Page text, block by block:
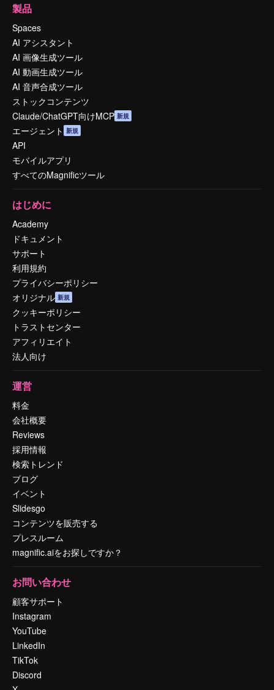
製品
Spaces
AI アシスタント
AI 画像生成ツール
AI 動画生成ツール
AI 音声合成ツール
ストックコンテンツ
Claude/ChatGPT向けMCP 新規
エージェント 新規
API
モバイルアプリ
すべてのMagnificツール
はじめに
Academy
ドキュメント
サポート
利用規約
プライバシーポリシー
オリジナル 新規
クッキーポリシー
トラストセンター
アフィリエイト
法人向け
運営
料金
会社概要
Reviews
採用情報
検索トレンド
ブログ
イベント
Slidesgo
コンテンツを販売する
プレスルーム
magnific.aiをお探しですか？
お問い合わせ
顧客サポート
Instagram
YouTube
LinkedIn
TikTok
Discord